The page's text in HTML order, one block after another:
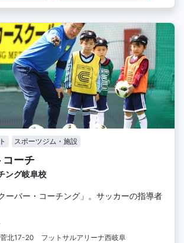
スポーツジム・施設
コーチ
ング岐阜校
ーバー・コーチング」。サッカーの指導者
北17-20 フットサルアリーナ西岐阜